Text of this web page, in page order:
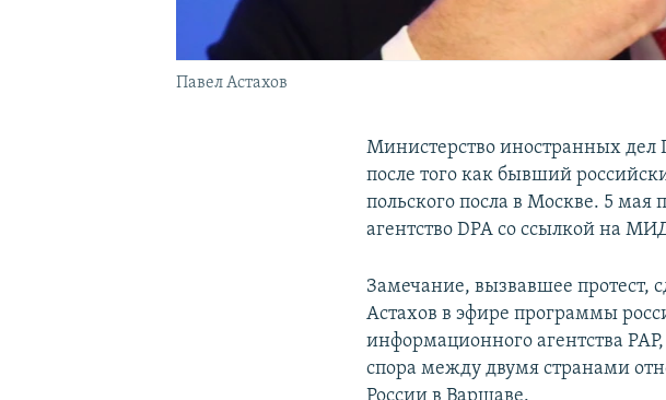
Павел Астахов
Министерство иностранных дел
после того как бывший
польского посла в Москве. 5 мая
агентство DPA со ссылкой на
Замечание, вызвавшее протест,
Астахов в эфире программы
информационного агентства
спора между двумя странами